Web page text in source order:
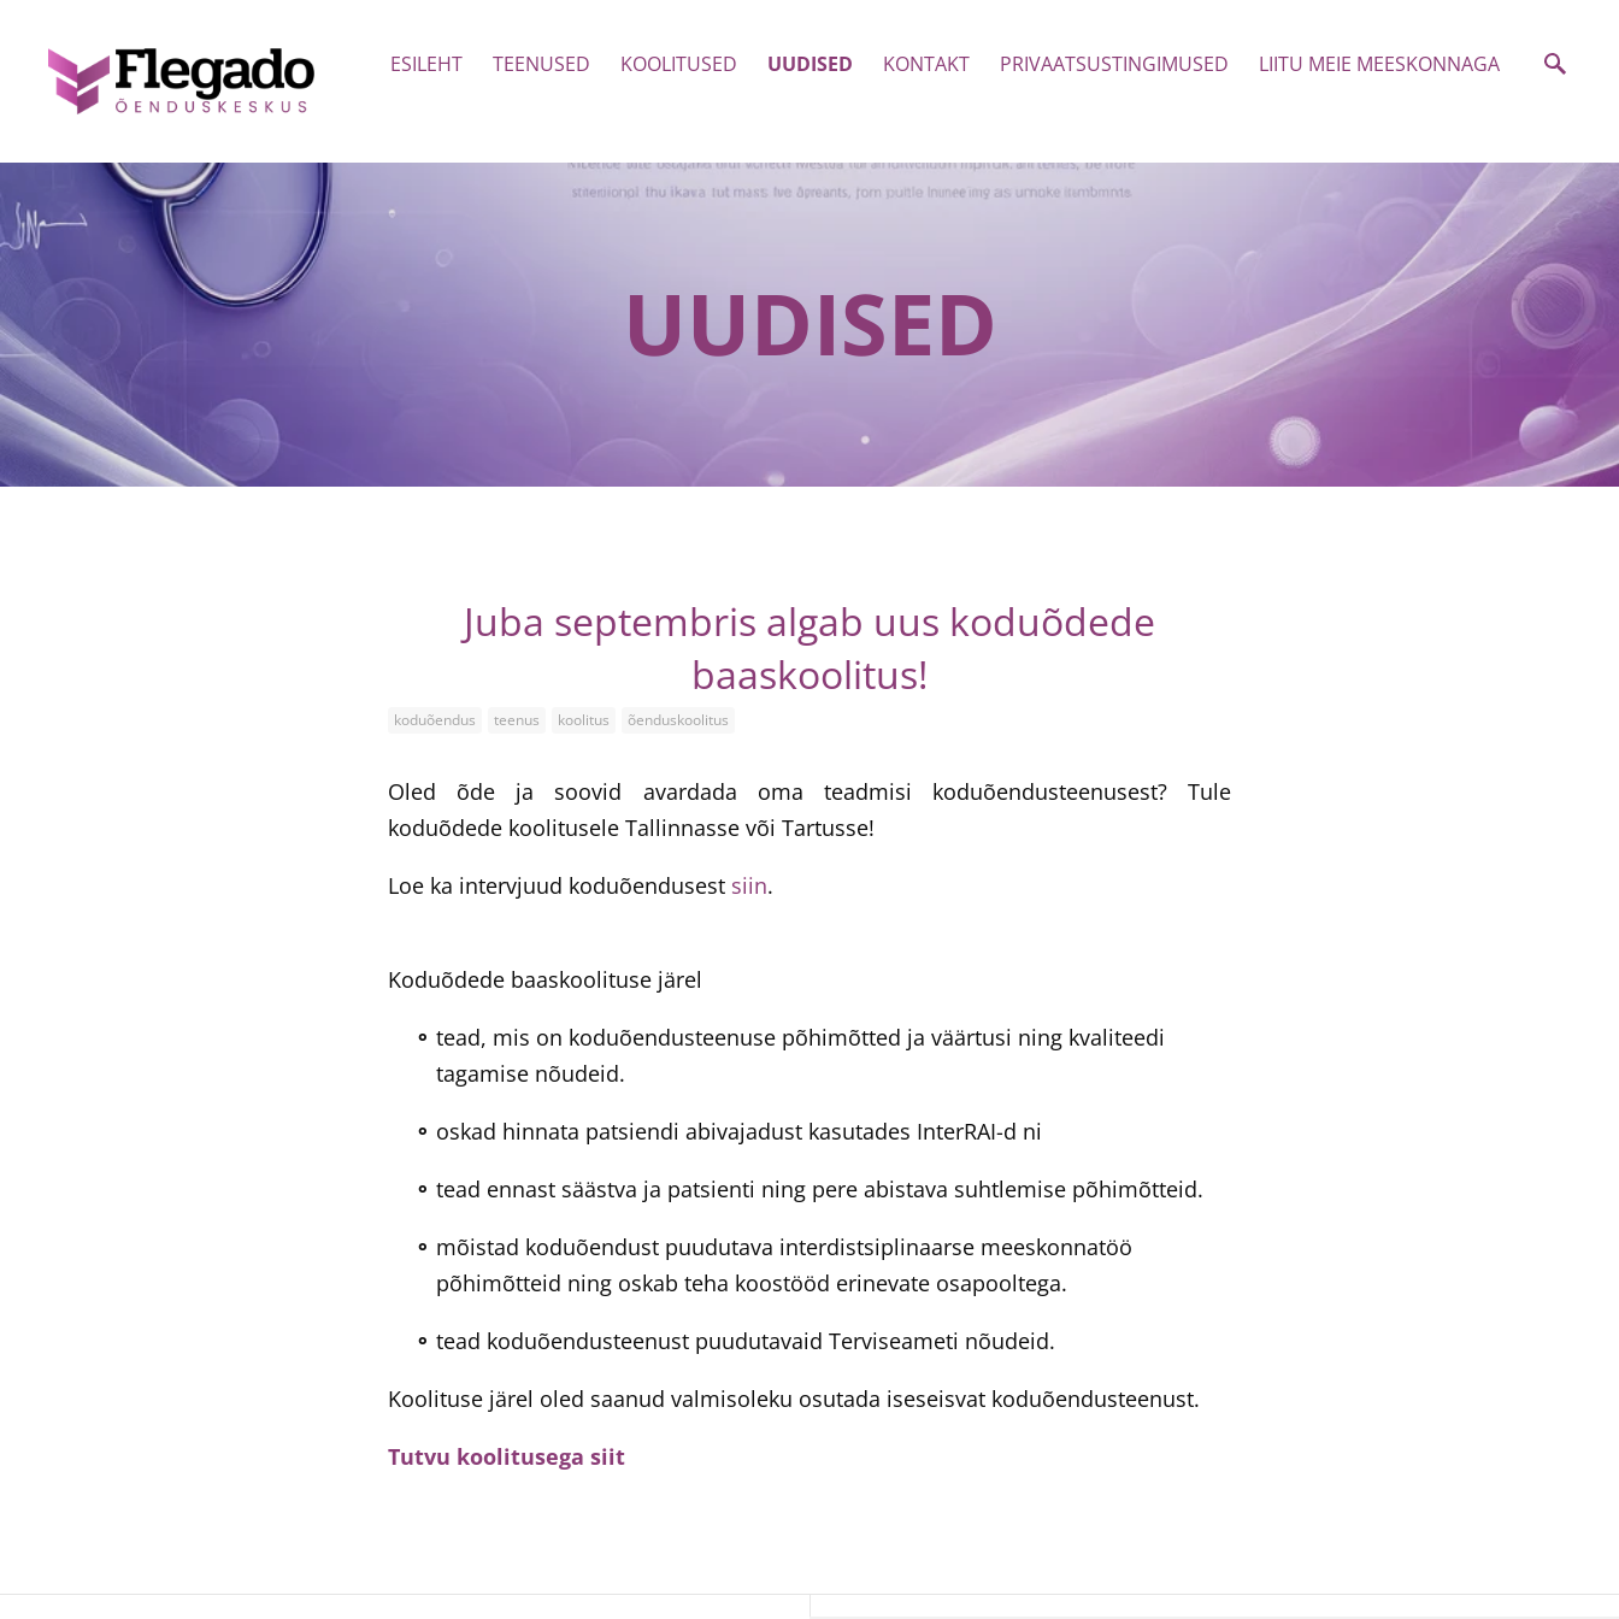
ESILEHT TEENUSED KOOLITUSED UUDISED KONTAKT PRIVAATSUSTINGIMUSED LIITU MEIE MEESKONNAGA
UUDISED
Juba septembris algab uus koduõdede
baaskoolitus!
koduõendus teenus koolitus õenduskoolitus
Oled õde ja soovid avardada oma teadmisi koduõendusteenusest? Tule
koduõdede koolitusele Tallinnasse või Tartusse!
Loe ka intervjuud koduõendusest siin.
Koduõdede baaskoolituse järel
tead, mis on koduõendusteenuse põhimõtted ja väärtusi ning kvaliteedi
tagamise nõudeid.
oskad hinnata patsiendi abivajadust kasutades InterRAI-d ni
tead ennast säästva ja patsienti ning pere abistava suhtlemise põhimõtteid.
mõistad koduõendust puudutava interdistsiplinaarse meeskonnatöö
põhimõtteid ning oskab teha koostööd erinevate osapooltega.
tead koduõendusteenust puudutavaid Terviseameti nõudeid.
Koolituse järel oled saanud valmisoleku osutada iseseisvat koduõendusteenust.
Tutvu koolitusega siit